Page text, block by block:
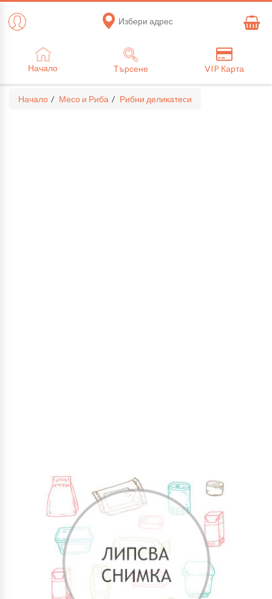
Избери адрес
Начало Търсене VIP Карта
Начало Месо и Риба Рибни деликатеси